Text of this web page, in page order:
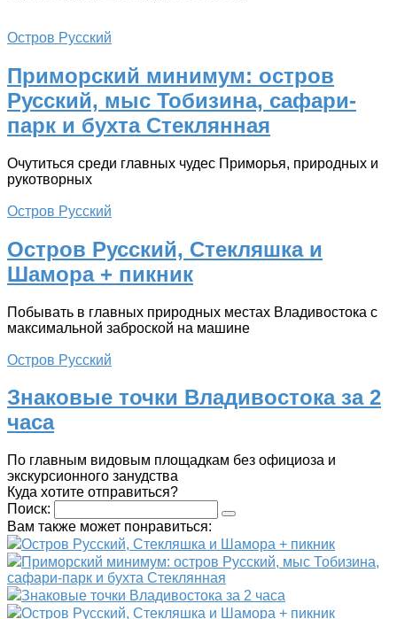
Остров Русский
Приморский минимум: остров
Русский, мыс Тобизина, сафари-
парк и бухта Стеклянная
Очутиться среди главных чудес Приморья, природных и
рукотворных
Остров Русский
Остров Русский, Стекляшка и
Шамора + пикник
Побывать в главных природных местах Владивостока с
максимальной заброской на машине
Остров Русский
Знаковые точки Владивостока за 2
часа
По главным видовым площадкам без официоза и
экскурсионного занудства
Куда хотите отправиться?
Поиск:
Вам также может понравиться:
Остров Русский, Стекляшка и Шамора + пикник
Приморский минимум: остров Русский, мыс Тобизина,
сафари-парк и бухта Стеклянная
Знаковые точки Владивостока за 2 часа
Остров Русский, Стекляшка и Шамора + пикник